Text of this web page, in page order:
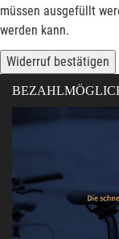
müssen ausgefüllt
werden kann.
Widerruf bestätigen